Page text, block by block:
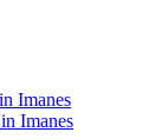
Imanes
Imanes